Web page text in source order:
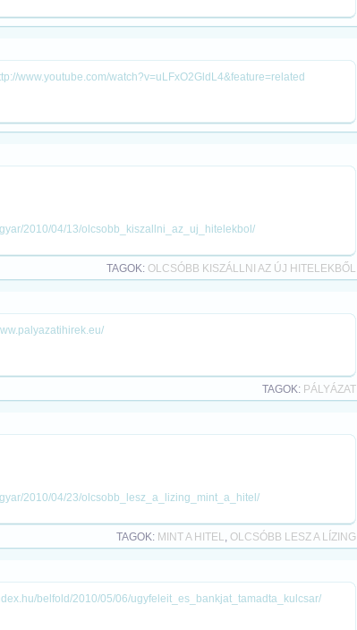
www.youtube.com/watch?v=uLFxO2GldL4&feature=related
2010/04/13/olcsobb_kiszallni_az_uj_hitelekbol/
TAGOK: OLCSÓBB KISZÁLLNI AZ ÚJ HITELEKBŐL
TAGOK: PÁLYÁZAT
2010/04/23/olcsobb_lesz_a_lizing_mint_a_hitel/
TAGOK: MINT A HITEL, OLCSÓBB LESZ A LÍZING
belfold/2010/05/06/ugyfeleit_es_bankjat_tamadta_kulcsar/